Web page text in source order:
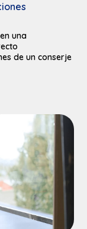
una
de un conserje